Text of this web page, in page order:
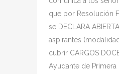
que por Resolución
se DECLARA
aspirantes
cubrir CARGOS
Ayudante de